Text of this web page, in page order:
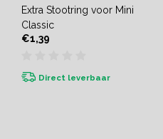
Extra Stootring voor Mini
Classic
€1,39
Direct leverbaar